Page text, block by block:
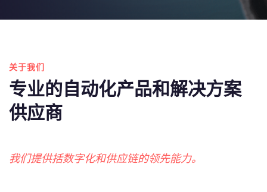
关于我们
专业的自动化产品和解决方案
供应商
我们提供括数字化和供应链的领先能力。